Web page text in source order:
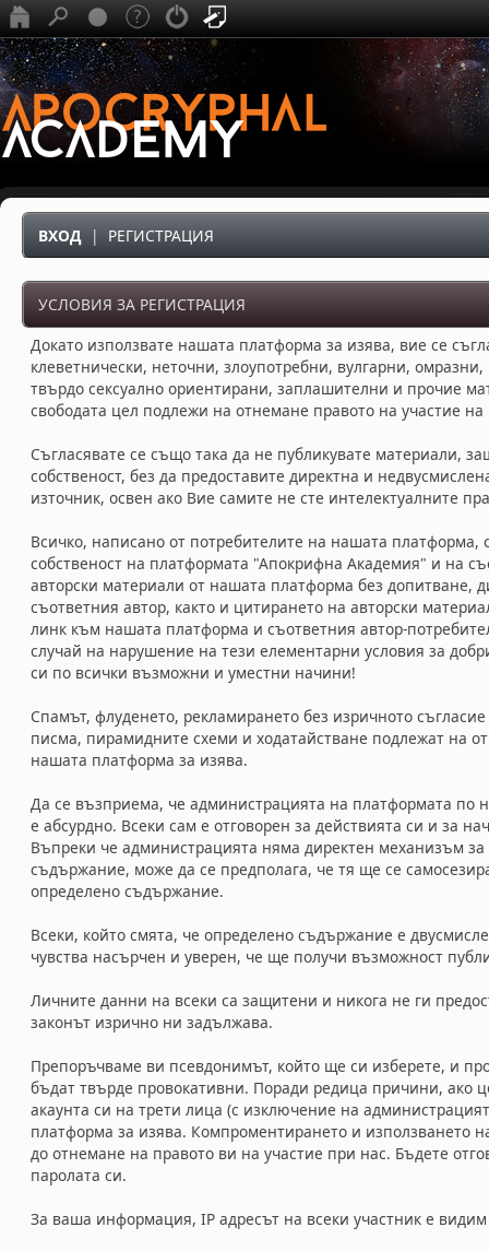
ВХОД | РЕГИСТРАЦИЯ
УСЛОВИЯ ЗА РЕГИСТРАЦИЯ
Докато използвате нашата платформа за изява, вие се
клеветнически, неточни, злоупотребни, вулгарни,
твърдо сексуално ориентирани, заплашителни и прочие
свободата цел подлежи на отнемане правото на участие
Съгласявате се също така да не публикувате материали,
собственост, без да предоставите директна и
източник, освен ако Вие самите не сте интелектуалните
Всичко, написано от потребителите на нашата платформа,
собственост на платформата "Апокрифна Академия" и на
авторски материали от нашата платформа без допитване,
съответния автор, както и цитирането на авторски
линк към нашата платформа и съответния автор-
случай на нарушение на тези елементарни условия за
си по всички възможни и уместни начини!
Спамът, флуденето, рекламирането без изричното
писма, пирамидните схеми и ходатайстване подлежат на
нашата платформа за изява.
Да се възприема, че администрацията на платформата по
е абсурдно. Всеки сам е отговорен за действията си и за
Въпреки че администрацията няма директен механизъм за
съдържание, може да се предполага, че тя ще се
определено съдържание.
Всеки, който смята, че определено съдържание е
чувства насърчен и уверен, че ще получи възможност
Личните данни на всеки са защитени и никога не ги
законът изрично ни задължава.
Препоръчваме ви псевдонимът, който ще си изберете, и
бъдат твърде провокативни. Поради редица причини, ако
акаунта си на трети лица (с изключение на
платформа за изява. Компроментирането и използването
до отнемане на правото ви на участие при нас. Бъдете
паролата си.
За ваша информация, IP адресът на всеки участник е